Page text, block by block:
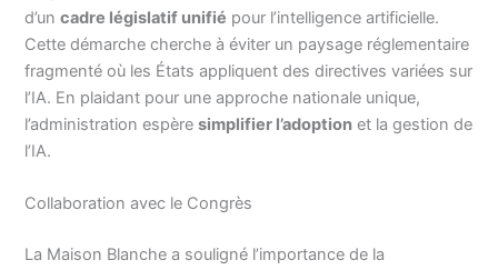
d’uncadre législatif unifié pour l’intelligence artificielle.
Cette démarche cherche à éviter un paysage réglementaire
fragmenté où les États appliquent des directives variées sur
l’IA. En plaidant pour une approche nationale unique,
l’administration espèresimplifier l’adoption et la gestion de
l’IA.
Collaboration avec le Congrès
La Maison Blanche a souligné l’importance de la